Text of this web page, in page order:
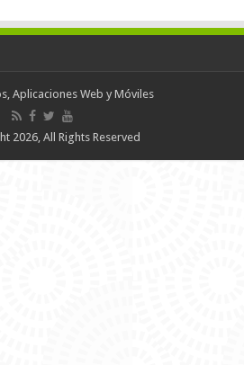
Aplicaciones Web y Móviles
2026, All Rights Reserved